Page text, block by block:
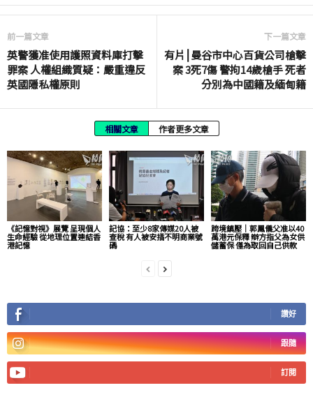
前一篇文章
英警獲准使用護照資料庫打擊
罪案 人權組織質疑：嚴重違反
英國隱私權原則
下一篇文章
有片⎮曼谷市中心百貨公司槍擊
案 3死7傷 警拘14歲槍手 死者
分別為中國籍及緬甸籍
相關文章 作者更多文章
《記憶對視》展覽 呈現個人
生命經驗 從地理位置連結香
港記憶
記協：至少8家傳媒20人被
查稅 有人被安插不明商業號
碼
跨境鎮壓｜郭鳳儀父准以40
萬港元保釋 辯方指父為女供
儲蓄保 僅為取回自己供款
讚好
跟隨
訂閱